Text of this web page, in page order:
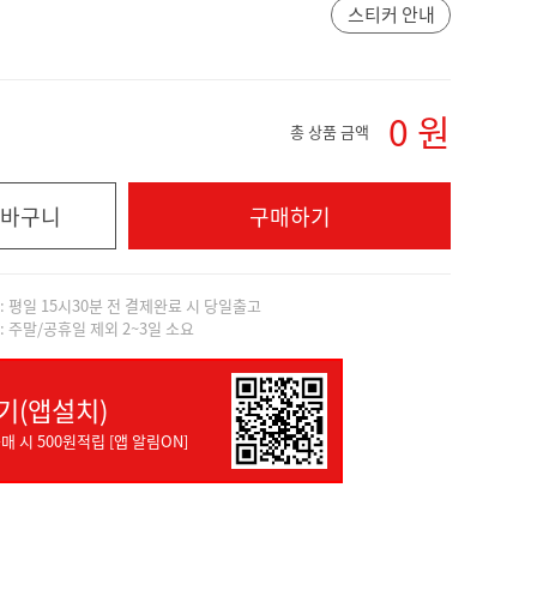
스티커 안내
총 상품 금액 0 원
구니 구매하기
평일 15시30분 전 결제완료 시 당일출고
주말/공휴일 제외 2~3일 소요
(앱설치)
시 500원적립 [앱 알림ON]